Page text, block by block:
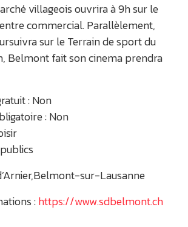
villageois ouvrira à 9h sur le
commercial. Parallèlement,
sur le Terrain de sport du
Belmont fait son cinema prendra
: Non
: Non
sur-Lausanne
:https://www.sdbelmont.ch